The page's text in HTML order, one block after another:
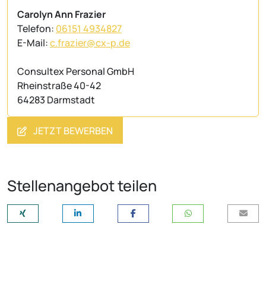
Carolyn Ann Frazier
Telefon: 06151 4934827
E-Mail:c.frazier@cx-p.de
Consultex Personal GmbH
Rheinstraße 40-42
64283 Darmstadt
JETZT BEWERBEN
Stellenangebot teilen